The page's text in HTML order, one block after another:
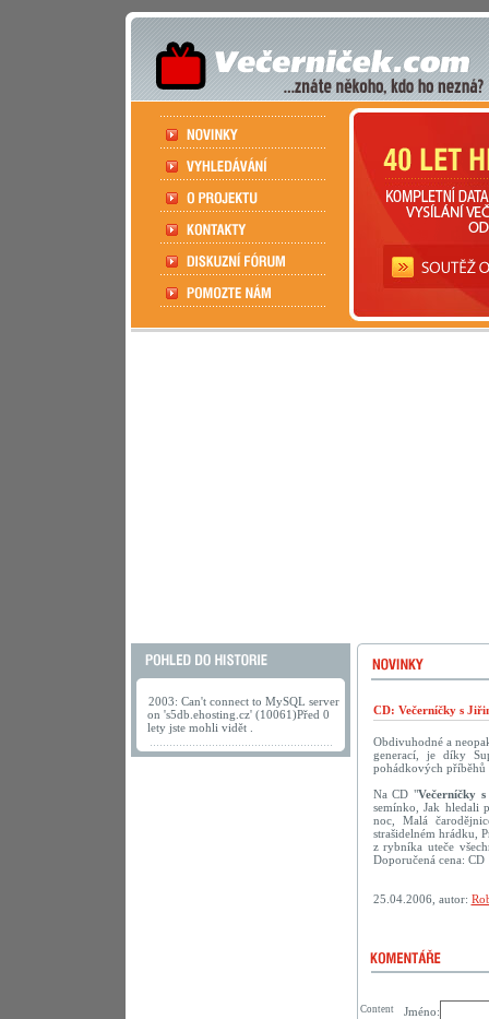
2003: Can't connect to MySQL server
on 's5db.ehosting.cz' (10061)Před 0
lety jste mohli vidět .
CD: Večerníčky s
Obdivuhodné a
generací, je díky
pohádkových příběhů
Na CD "Večerníčky
semínko, Jak hledali
noc, Malá
strašidelném hrádku,
z rybníka uteče
Doporučená cena:
25.04.2006, autor:
Jméno:
Content